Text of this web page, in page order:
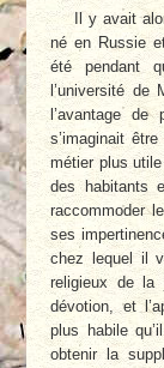
Il y avait
né en Russie
été pendant
l’université
l’avantage
s’imaginait
métier plus
des habitants
raccommoder
ses
chez lequel il
religieux de la
dévotion, et
plus habile
obtenir la